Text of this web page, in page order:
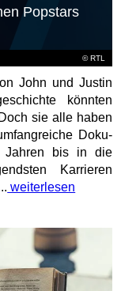
©RTL
Popstars
John und Justin
könnten
sie alle haben
Doku-
Jahren bis in die
Karrieren
weiterlesen